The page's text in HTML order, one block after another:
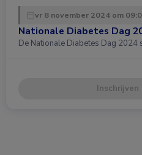
vr 8 november 2024 om
Nationale Diabetes Dag
De Nationale Diabetes Dag